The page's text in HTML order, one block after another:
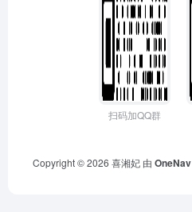
扫码加QQ群
Copyright © 2026 喜湘妃 由 OneNav